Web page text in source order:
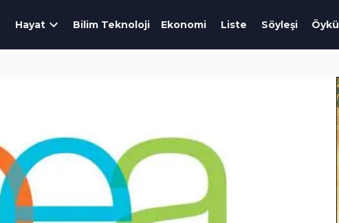
Hayat Bilim Teknoloji Ekonomi Liste Söyleşi Öykü